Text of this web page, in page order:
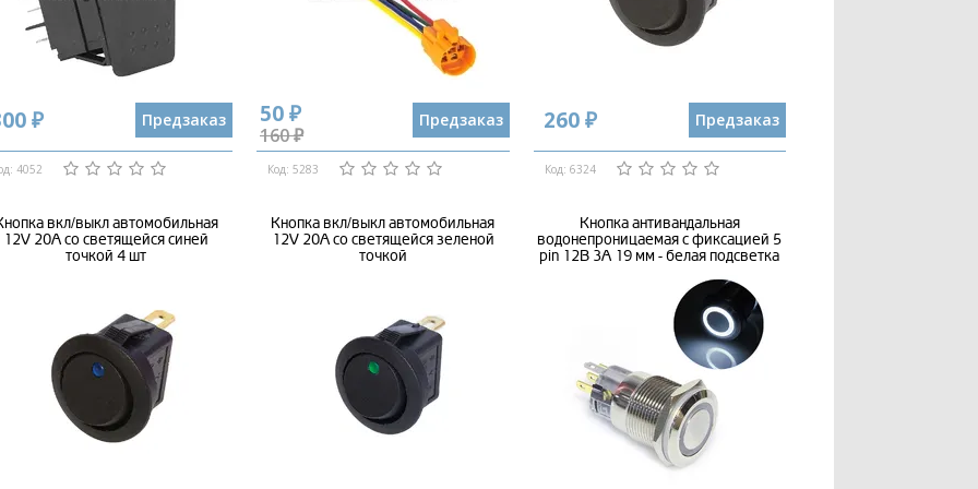
₽ Предзаказ
4052
50 ₽
160 ₽
Предзаказ
Код: 5283
260 ₽ Предзаказ
Код: 6324
вкл/выкл автомобильная
12V 20А со светящейся синей
точкой 4 шт
Кнопка вкл/выкл автомобильная
12V 20А со светящейся зеленой
точкой
Кнопка антивандальная
водонепроницаемая с фиксацией 5
pin 12В 3А 19 мм - белая подсветка